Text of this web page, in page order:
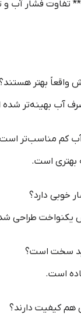
تفاوت فشار آب و
آب بهینه‌تر
بهتری است.
یکنواخت طراحی
است.